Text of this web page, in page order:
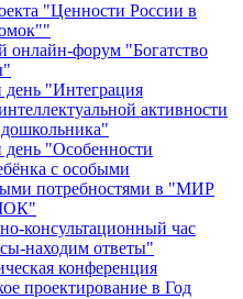
"Ценности России в
онлайн-форум "Богатство
"Интеграция
активности
"Особенности
с особыми
потребностями в "МИР
консультационный час
находим ответы"
конференция
проектирование в Год